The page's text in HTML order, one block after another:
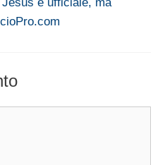
è ufficiale, ma